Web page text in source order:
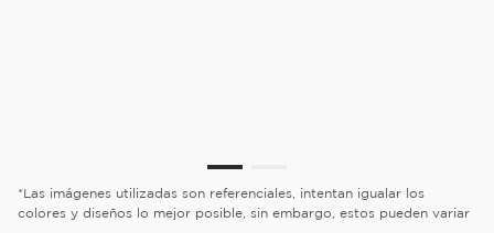
*Las imágenes utilizadas son referenciales, intentan igualar los
colores y diseños lo mejor posible, sin embargo, estos pueden variar